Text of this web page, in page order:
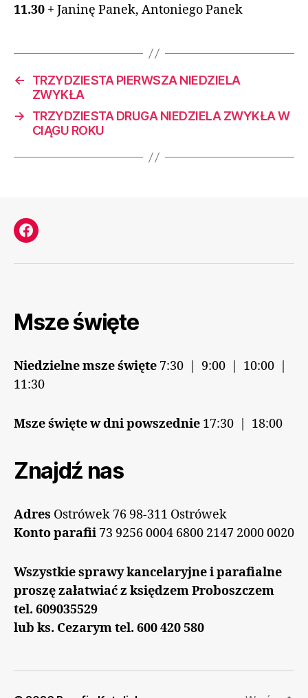
11.30 + Janinę Panek, Antoniego Panek
←
TRZYDZIESTA PIERWSZA NIEDZIELA
ZWYKŁA
→
TRZYDZIESTA DRUGA NIEDZIELA ZWYKŁA W
CIĄGU ROKU
Facebook
Msze święte
Niedzielne msze święte 7:30 | 9:00 | 10:00 |
11:30
Msze święte w dni powszednie 17:30 | 18:00
Znajdź nas
Adres Ostrówek 76 98-311 Ostrówek
Konto parafii 73 9256 0004 6800 2147 2000 0020
Wszystkie sprawy kancelaryjne i parafialne
proszę załatwiać z księdzem Proboszczem
tel. 609035529
lub ks. Cezarym tel. 600 420 580